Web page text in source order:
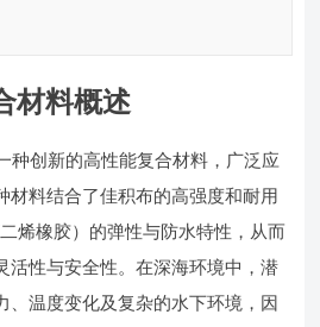
材料概述
种创新的高性能复合材料，广泛应
材料结合了佳积布的高强度和耐用
烯橡胶）的弹性与防水特性，从而
活性与安全性。在深海环境中，潜
、温度变化及复杂的水下环境，因